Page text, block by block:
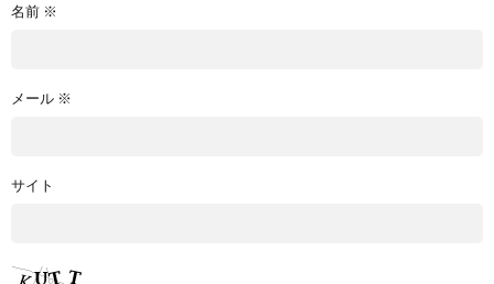
名前 ※
メール ※
サイト